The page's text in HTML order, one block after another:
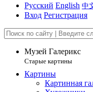
Русский English 中
Вход Регистрация
Музей Галерикс
Старые картины
Картины
Картинная